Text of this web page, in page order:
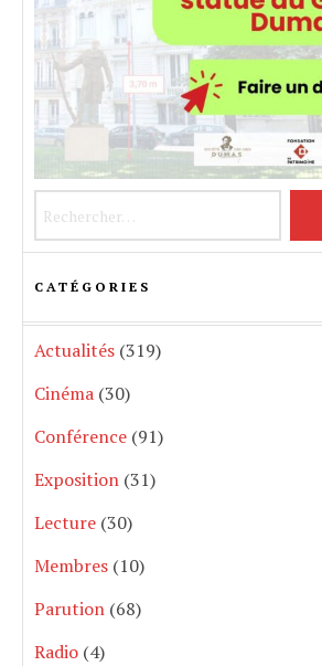
CATÉGORIES
Actualités (319)
Cinéma (30)
Conférence (91)
Exposition (31)
Lecture (30)
Membres (10)
Parution (68)
Radio (4)